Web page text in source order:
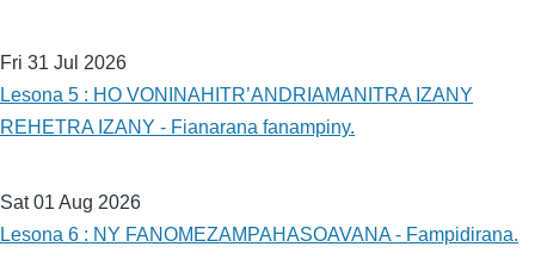
Fri 31 Jul 2026
Lesona 5 : HO VONINAHITR’ANDRIAMANITRA IZANY
REHETRA IZANY - Fianarana fanampiny.
Sat 01 Aug 2026
Lesona 6 : NY FANOMEZAMPAHASOAVANA - Fampidirana.